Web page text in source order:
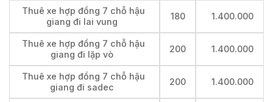
Thuê xe hợp đồng 7 chỗ hậu
giang đi lai vung
180 1.400.000
Thuê xe hợp đồng 7 chỗ hậu
giang đi lặp vò
200 1.400.000
Thuê xe hợp đồng 7 chỗ hậu
giang đi sadec
200 1.400.000